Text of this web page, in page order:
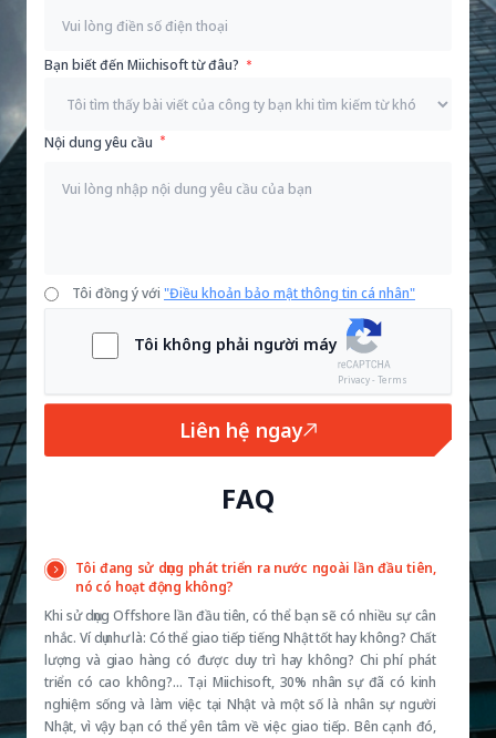
Bạn biết đến Miichisoft từ đâu?
Nội dung yêu cầu
Tôi đồng ý với "Điều khoản bảo mật thông tin cá nhân"
Tôi không phải người máy
Privacy - Terms
Liên hệ ngay
FAQ
Tôi đang sử dụng phát triển ra nước ngoài lần đầu tiên,
nó có hoạt động không?
Khi sử dụng Offshore lần đầu tiên, có thể bạn sẽ có nhiều sự cân
nhắc. Ví dụ như là: Có thể giao tiếp tiếng Nhật tốt hay không? Chất
lượng và giao hàng có được duy trì hay không? Chi phí phát
triển có cao không?… Tại Miichisoft, 30% nhân sự đã có kinh
nghiệm sống và làm việc tại Nhật và một số là nhân sự người
Nhật, vì vậy bạn có thể yên tâm về việc giao tiếp. Bên cạnh đó,